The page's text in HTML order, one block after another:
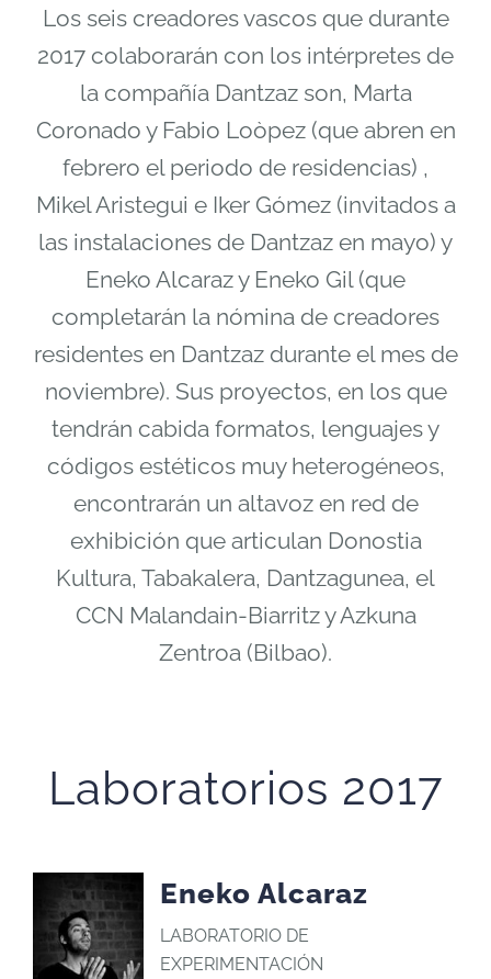
Los seis creadores vascos que durante
2017 colaborarán con los intérpretes de
la compañía Dantzaz son, Marta
Coronado y Fabio Loòpez (que abren en
febrero el periodo de residencias) ,
Mikel Aristegui e Iker Gómez (invitados a
las instalaciones de Dantzaz en mayo) y
Eneko Alcaraz y Eneko Gil (que
completarán la nómina de creadores
residentes en Dantzaz durante el mes de
noviembre). Sus proyectos, en los que
tendrán cabida formatos, lenguajes y
códigos estéticos muy heterogéneos,
encontrarán un altavoz en red de
exhibición que articulan Donostia
Kultura, Tabakalera, Dantzagunea, el
CCN Malandain-Biarritz y Azkuna
Zentroa (Bilbao).
Laboratorios 2017
Eneko Alcaraz
LABORATORIO DE
EXPERIMENTACIÓN